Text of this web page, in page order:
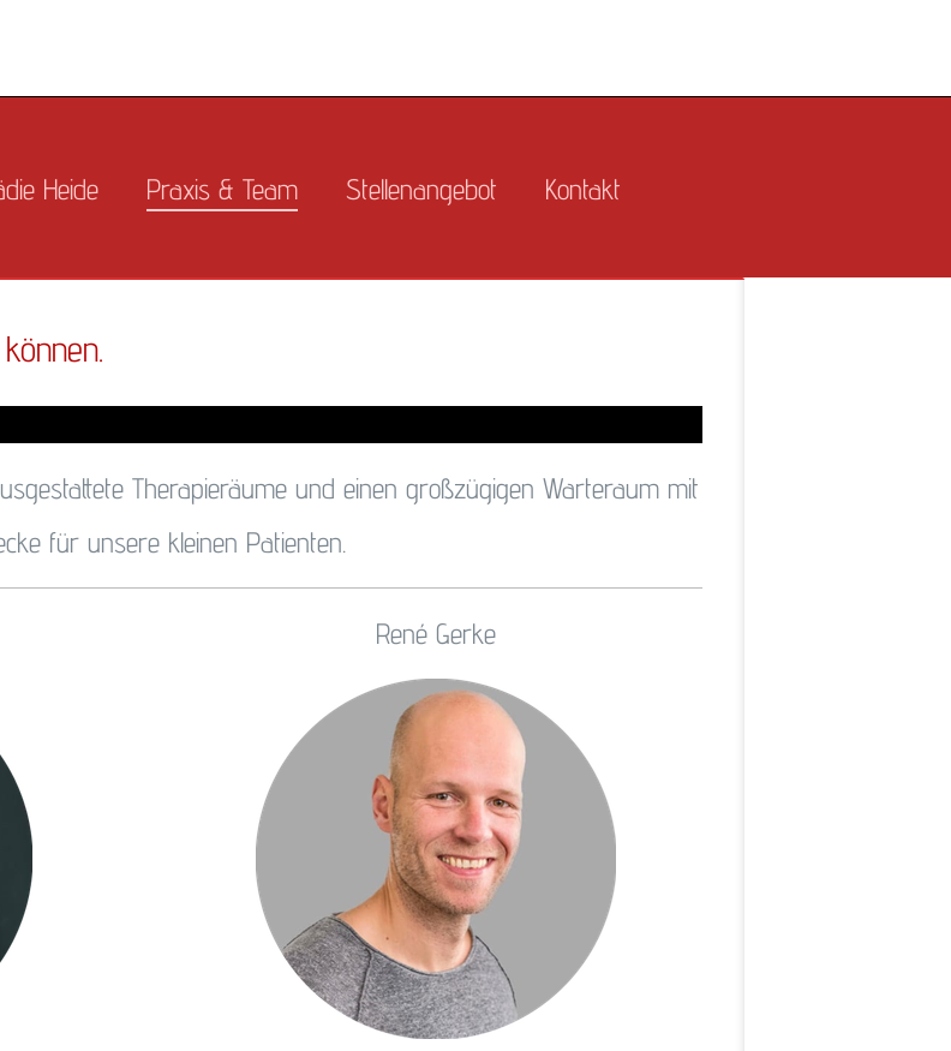
Heide Praxis & Team Stellenangebot Kontakt
Therapieräume und einen großzügigen Warteraum mit
für unsere kleinen Patienten.
René Gerke